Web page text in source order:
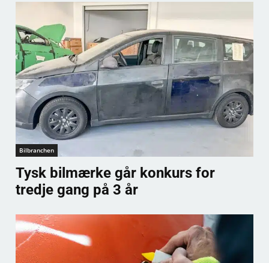
Bilbranchen
Tysk bilmærke går konkurs for
tredje gang på 3 år